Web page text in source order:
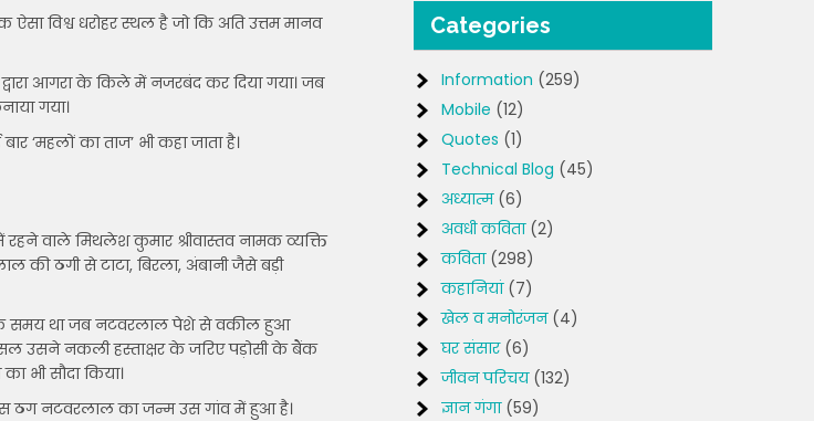
विश्व धरोहर स्थल है जो कि अति उत्तम मानव
आगरा के किले में नजरबंद कर दिया गया। जब
गया।
का ताज’ भी कहा जाता है।
वाले मिथलेश कुमार श्रीवास्तव नामक व्यक्ति
की ठगी से टाटा, बिरला, अंबानी जैसे बड़ी
एक समय था जब नटवरलाल पेशे से वकील हुआ
उसने नकली हस्ताक्षर के जरिए पड़ोसी के बैंक
भी सौदा किया।
ठग नटवरलाल का जन्म उस गांव में हुआ है।
Categories
Information (259)
Mobile (12)
Quotes (1)
Technical Blog (45)
अध्यात्म(6)
अवधी कविता(2)
कविता(298)
कहानियां(7)
खेल व मनोरंजन(4)
घर संसार(6)
जीवन परिचय(132)
ज्ञान गंगा(59)